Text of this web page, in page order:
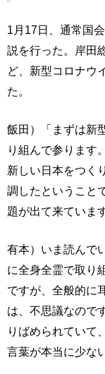
1月17日、通常国
説を行った。岸田
ど、新型コロナウ
た。
飯田）「まずは新
り組んで参ります
新しい日本をつく
調したということ
題が出て来ています
有本）いま読んで
に全身全霊で取り
ですが、全般的に
は、不思議なので
りばめられていて
言葉が本当に少な